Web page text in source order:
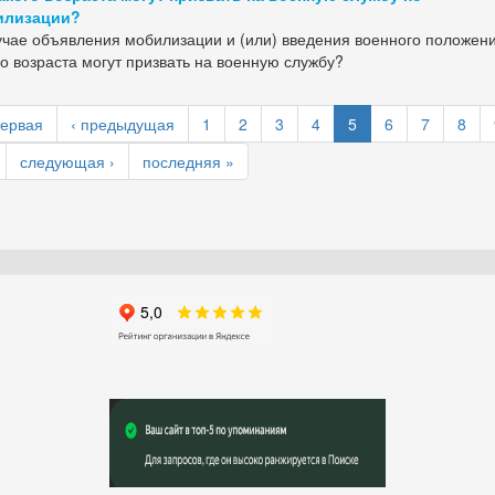
объявления мобилизации и (или) введения военного
возраста могут призвать на военную службу?
‹ предыдущая 1 2 3 4 5 6 7 8
следующая › последняя »